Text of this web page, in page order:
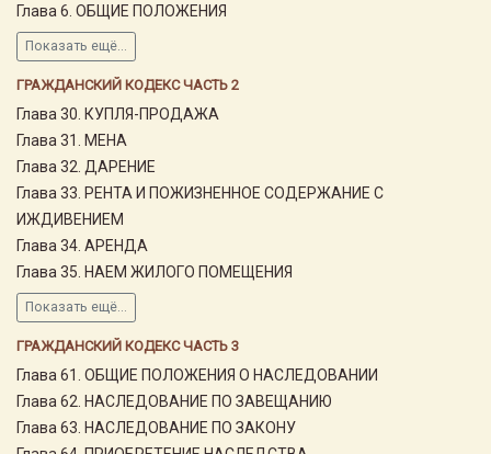
Глава 6. ОБЩИЕ ПОЛОЖЕНИЯ
Показать ещё...
ГРАЖДАНСКИЙ КОДЕКС ЧАСТЬ 2
Глава 30. КУПЛЯ-ПРОДАЖА
Глава 31. МЕНА
Глава 32. ДАРЕНИЕ
Глава 33. РЕНТА И ПОЖИЗНЕННОЕ СОДЕРЖАНИЕ С
ИЖДИВЕНИЕМ
Глава 34. АРЕНДА
Глава 35. НАЕМ ЖИЛОГО ПОМЕЩЕНИЯ
Показать ещё...
ГРАЖДАНСКИЙ КОДЕКС ЧАСТЬ 3
Глава 61. ОБЩИЕ ПОЛОЖЕНИЯ О НАСЛЕДОВАНИИ
Глава 62. НАСЛЕДОВАНИЕ ПО ЗАВЕЩАНИЮ
Глава 63. НАСЛЕДОВАНИЕ ПО ЗАКОНУ